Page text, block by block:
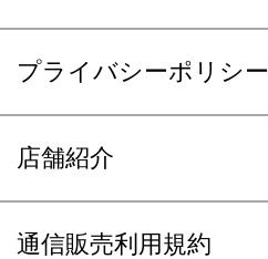
プライバシーポリシー
店舗紹介
通信販売利用規約